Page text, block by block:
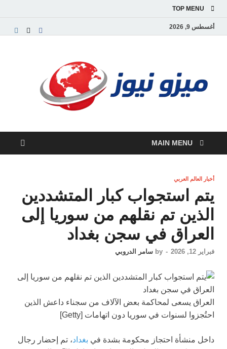
TOP MENU
أغسطس 9, 2026
MAIN MENU
أخبار العالم العربي
يتم استجواب كبار المتشددين
الذين تم نقلهم من سوريا إلى
العراق في سجن بغداد
فبراير 12, 2026 -
by سامر الدروبي
العراق يسعى لمحاكمة بعض الآلاف من سجناء داعش الذين
احتُجزوا لسنوات في سوريا دون اتهامات [Getty]
داخل منشأة احتجاز محكومة بشدة في بغداد، تم إحضار رجال